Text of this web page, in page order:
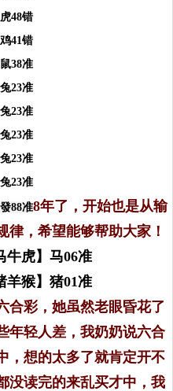
48错
41错
38准
23准
23准
23准
23准
23准
88准8年了，开始也是从输
律，希望能够帮助大家！
牛虎】马06准
羊猴】猪01准
合彩，她虽然老眼昏花了
年轻人差，我奶奶说六合
，想的太多了就肯定开不
没读完的来乱买才中，我